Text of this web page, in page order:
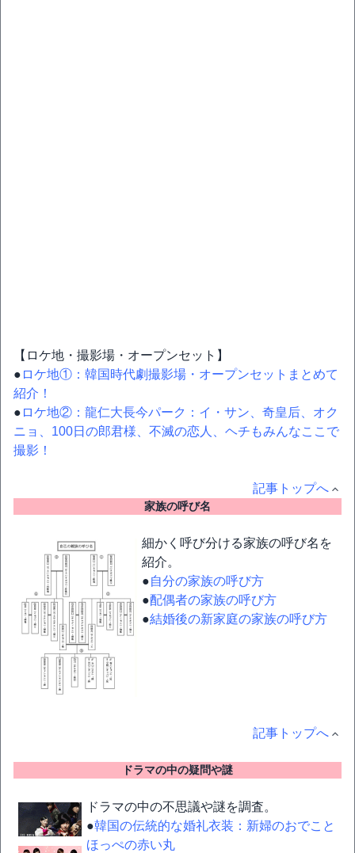
【ロケ地・撮影場・オープンセット】
● ロケ地①：韓国時代劇撮影場・オープンセットまとめて
紹介！
● ロケ地②：龍仁大長今パーク：イ・サン、奇皇后、オク
ニョ、100日の郎君様、不滅の恋人、ヘチもみんなここで
撮影！
記事トップへ
家族の呼び名
細かく呼び分ける家族の呼び名を
紹介。
●自分の家族の呼び方
●配偶者の家族の呼び方
●結婚後の新家庭の家族の呼び方
記事トップへ
ドラマの中の疑問や謎
ドラマの中の不思議や謎を調査。
●韓国の伝統的な婚礼衣装：新婦のおでこと
ほっぺの赤い丸